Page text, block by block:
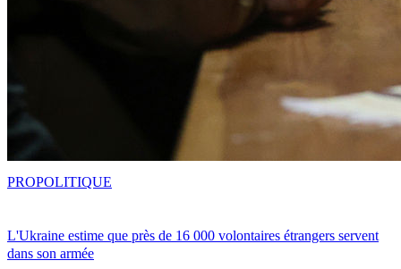
L'Ukraine estime que près de 16 000 volontaires étrangers servent
dans son armée
PROPOLITIQUE